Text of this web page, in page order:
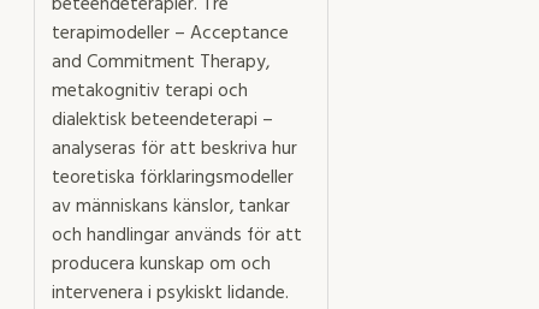
terapimodeller – Acceptance
and Commitment Therapy,
metakognitiv terapi och
dialektisk beteendeterapi –
analyseras för att beskriva hur
teoretiska förklaringsmodeller
av människans känslor, tankar
och handlingar används för att
producera kunskap om och
intervenera i psykiskt lidande.